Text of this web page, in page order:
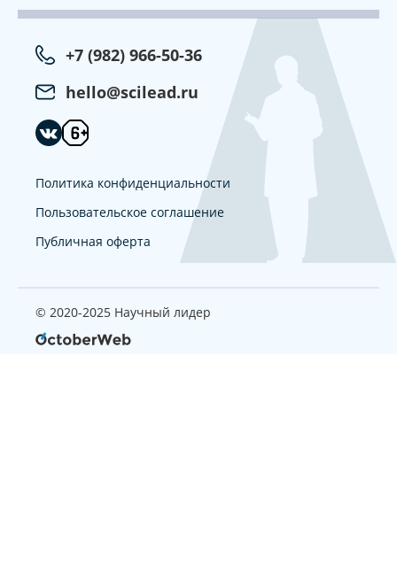
+7 (982) 966-50-36
hello@scilead.ru
Политика конфиденциальности
Пользовательское соглашение
Публичная оферта
© 2020-2025 Научный лидер